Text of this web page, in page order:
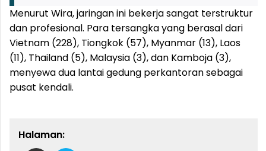
Menurut Wira, jaringan ini bekerja sangat terstruktur
dan profesional. Para tersangka yang berasal dari
Vietnam (228), Tiongkok (57), Myanmar (13), Laos
(11), Thailand (5), Malaysia (3), dan Kamboja (3),
menyewa dua lantai gedung perkantoran sebagai
pusat kendali.
Halaman: